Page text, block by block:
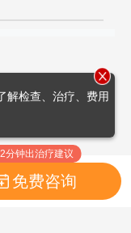
2分钟出治疗建议
免费咨询
解检查、治疗、费用